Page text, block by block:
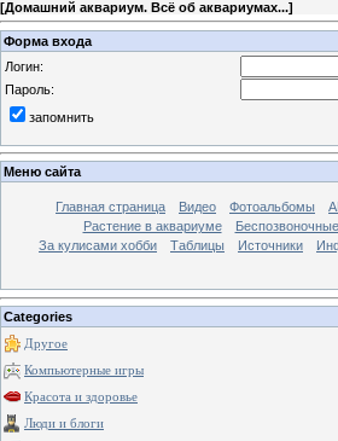
[Домашний аквариум. Всё об аквариумах...]
Форма входа
Логин:
Пароль:
запомнить
Меню сайта
Главная страница Видео Фотоальбомы
Растение в аквариуме
Беспозвоночные
За кулисами хобби
Таблицы Источники
Categories
Другое
Компьютерные игры
Красота и здоровье
Люди и блоги